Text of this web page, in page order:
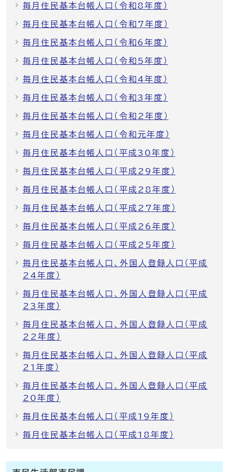
毎月住民基本台帳人口（令和8年度）
毎月住民基本台帳人口（令和7年度）
毎月住民基本台帳人口（令和6年度）
毎月住民基本台帳人口（令和5年度）
毎月住民基本台帳人口（令和4年度）
毎月住民基本台帳人口（令和3年度）
毎月住民基本台帳人口（令和2年度）
毎月住民基本台帳人口（令和元年度）
毎月住民基本台帳人口（平成30年度）
毎月住民基本台帳人口（平成29年度）
毎月住民基本台帳人口（平成28年度）
毎月住民基本台帳人口（平成27年度）
毎月住民基本台帳人口（平成26年度）
毎月住民基本台帳人口（平成25年度）
毎月住民基本台帳人口、外国人登録人口（平成
24年度）
毎月住民基本台帳人口、外国人登録人口（平成
23年度）
毎月住民基本台帳人口、外国人登録人口（平成
22年度）
毎月住民基本台帳人口、外国人登録人口（平成
21年度）
毎月住民基本台帳人口、外国人登録人口（平成
20年度）
毎月住民基本台帳人口（平成19年度）
毎月住民基本台帳人口（平成18年度）